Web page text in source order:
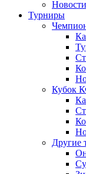
Турниры
Кубок
Другие